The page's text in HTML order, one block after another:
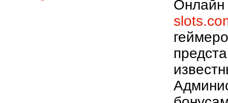
Онлайн